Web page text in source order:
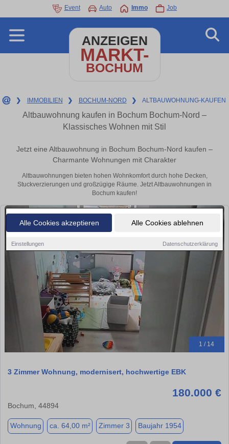
Alle Cookies akzeptieren Alle Cookies ablehnen
Einstellungen Datenschutzerklärung
Event Auto Immo Job
ANZEIGEN
MARKT-
BOCHUM
❯ IMMOBILIEN ❯ BOCHUM-NORD ❯ ALTBAUWOHNUNG-KAUFEN
Altbauwohnung kaufen in Bochum Bochum-Nord –
Klassisches Wohnen mit Stil
Jetzt eine Altbauwohnung in Bochum Bochum-Nord kaufen –
Charmante Wohnungen mit Charakter
Altbauwohnungen bieten hohen Wohnkomfort durch hohe Decken,
Stuckverzierungen und großzügige Räume. Jetzt Altbauwohnungen in
Bochum kaufen!
1 / 14
3 Zimmer Wohnung, modernisert, hochwertige EBK
180.000 €
Bochum, 44894
Wohnung ca. 64,00 m² Zimmer 3 Baujahr 1954